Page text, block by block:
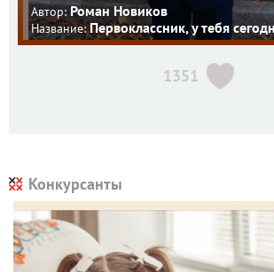
Автор: Роман Новиков
Название:Первоклассник, у тебя
1351
Конкурсанты